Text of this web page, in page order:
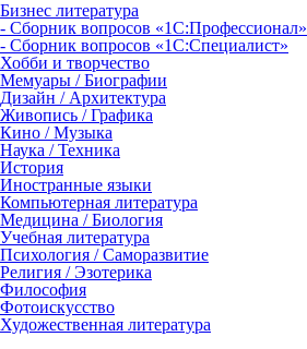
Бизнес литература
- Сборник вопросов «1С:Профессионал»
- Сборник вопросов «1С:Специалист»
Хобби и творчество
Мемуары / Биографии
Дизайн / Архитектура
Живопись / Графика
Кино / Музыка
Наука / Техника
История
Иностранные языки
Компьютерная литература
Медицина / Биология
Учебная литература
Психология / Саморазвитие
Религия / Эзотерика
Философия
Фотоискусство
Художественная литература